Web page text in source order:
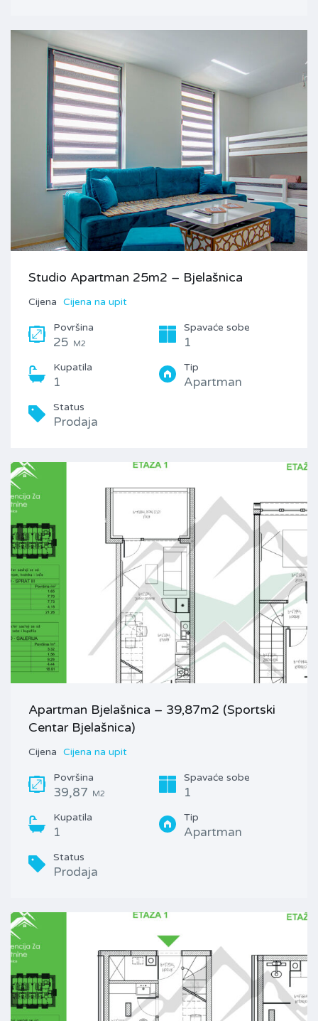
Studio Apartman 25m2 – Bjelašnica
Cijena Cijena na upit
Površina
25 M2
Spavaće sobe
1
Kupatila
1
Tip
Apartman
Status
Prodaja
Apartman Bjelašnica – 39,87m2 (Sportski
Centar Bjelašnica)
Cijena Cijena na upit
Površina
39,87 M2
Spavaće sobe
1
Kupatila
1
Tip
Apartman
Status
Prodaja